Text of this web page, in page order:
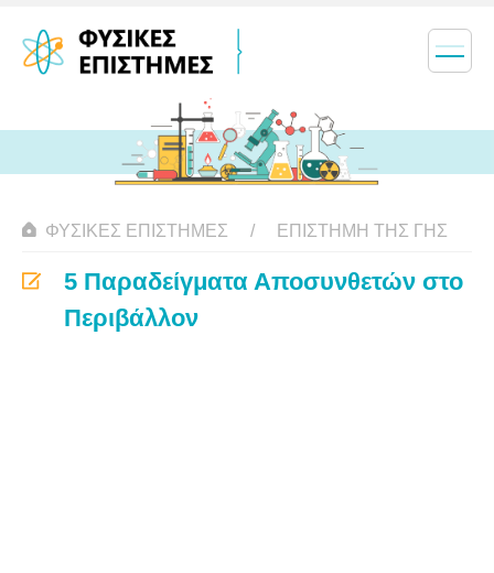
ΦΥΣΙΚΈΣ ΕΠΙΣΤΉΜΕΣ ΕΠΙΣΤΉΜΗ ΤΗΣ ΓΗΣ
5 Παραδείγματα Αποσυνθετών στο
Περιβάλλον